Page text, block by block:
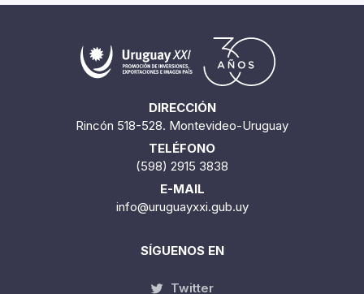
DIRECCIÓN
Rincón 518-528. Montevideo-Uruguay
TELÉFONO
(598) 2915 3838
E-MAIL
info@uruguayxxi.gub.uy
SÍGUENOS EN
Twitter